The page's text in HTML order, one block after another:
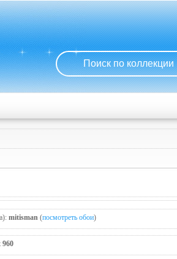
mitisman (посмотреть обои)
960